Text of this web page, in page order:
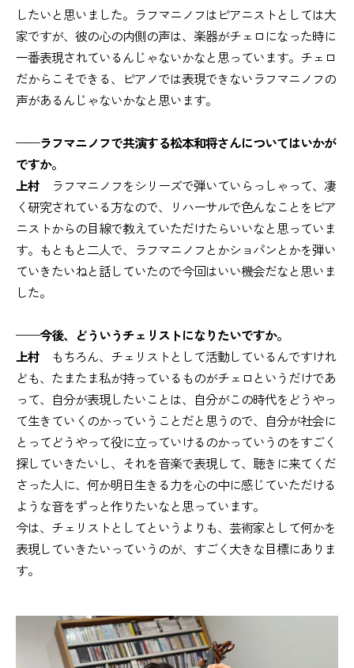
したいと思いました。ラフマニノフはピアニストとしては大
家ですが、彼の心の内側の声は、楽器がチェロになった時に
一番表現されているんじゃないかなと思っています。チェロ
だからこそできる、ピアノでは表現できないラフマニノフの
声があるんじゃないかなと思います。
——ラフマニノフで共演する松本和将さんについてはいかが
ですか。
上村 ラフマニノフをシリーズで弾いていらっしゃって、凄
く研究されている方なので、リハーサルで色んなことをピア
ニストからの目線で教えていただけたらいいなと思っていま
す。もともと二人で、ラフマニノフとかショパンとかを弾い
ていきたいねと話していたので今回はいい機会だなと思いま
した。
——今後、どういうチェリストになりたいですか。
上村 もちろん、チェリストとして活動しているんですけれ
ども、たまたま私が持っているものがチェロというだけであ
って、自分が表現したいことは、自分がこの時代をどうやっ
て生きていくのかっていうことだと思うので、自分が社会に
とってどうやって役に立っていけるのかっていうのをすごく
探していきたいし、それを音楽で表現して、聴きに来てくだ
さった人に、何か明日生きる力を心の中に感じていただける
ような音をずっと作りたいなと思っています。
今は、チェリストとしてというよりも、芸術家として何かを
表現していきたいっていうのが、すごく大きな目標にありま
す。